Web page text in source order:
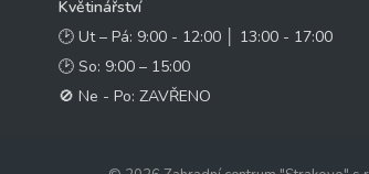
Květinářství
🕑 Ut – Pá: 9:00 - 12:00 │ 13:00 - 17:00
🕑 So: 9:00 – 15:00
🚫 Ne - Po: ZAVŘENO